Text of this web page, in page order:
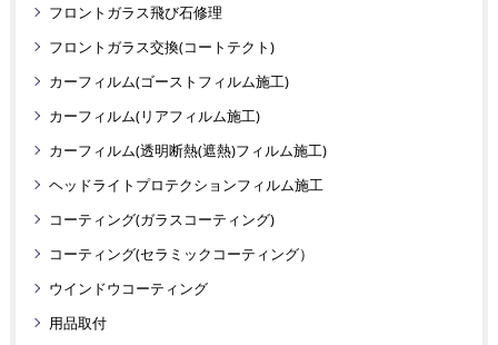
フロントガラス飛び石修理
フロントガラス交換(コートテクト)
カーフィルム(ゴーストフィルム施工)
カーフィルム(リアフィルム施工)
カーフィルム(透明断熱(遮熱)フィルム施工)
ヘッドライトプロテクションフィルム施工
コーティング(ガラスコーティング)
コーティング(セラミックコーティング）
ウインドウコーティング
用品取付